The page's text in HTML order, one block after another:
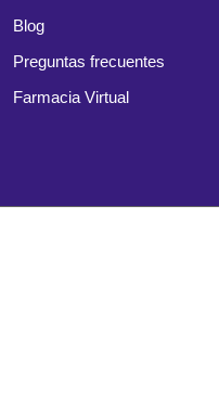
Blog
Preguntas frecuentes
Farmacia Virtual